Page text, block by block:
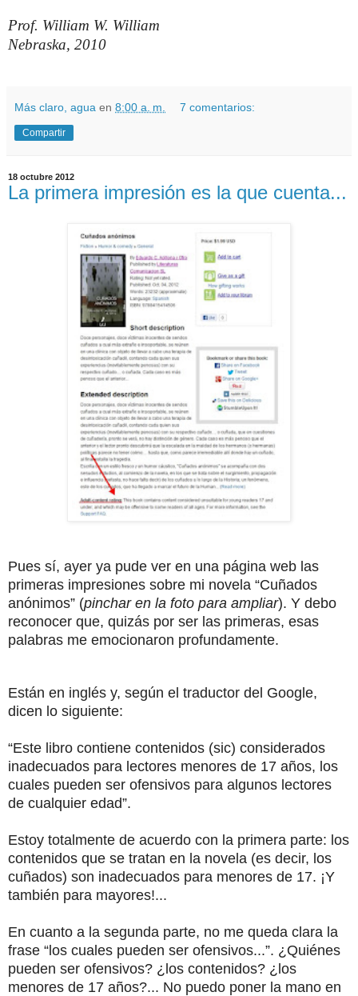
Prof. William W. William
Nebraska, 2010
Más claro, agua en 8:00 a. m. 7 comentarios:
Compartir
18 octubre 2012
La primera impresión es la que cuenta...
Pues sí, ayer ya pude ver en una página web las
primeras impresiones sobre mi novela “Cuñados
anónimos” (pinchar en la foto para ampliar). Y debo
reconocer que, quizás por ser las primeras, esas
palabras me emocionaron profundamente.
Están en inglés y, según el traductor del Google,
dicen lo siguiente:
“Este libro contiene contenidos (sic) considerados
inadecuados para lectores menores de 17 años, los
cuales pueden ser ofensivos para algunos lectores
de cualquier edad”.
Estoy totalmente de acuerdo con la primera parte: los
contenidos que se tratan en la novela (es decir, los
cuñados) son inadecuados para menores de 17. ¡Y
también para mayores!...
En cuanto a la segunda parte, no me queda clara la
frase “los cuales pueden ser ofensivos...”. ¿Quiénes
pueden ser ofensivos? ¿los contenidos? ¿los
menores de 17 años?... No puedo poner la mano en